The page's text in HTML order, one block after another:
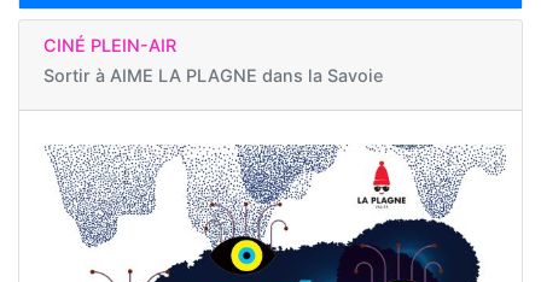
CINÉ PLEIN-AIR
Sortir à AIME LA PLAGNE dans la Savoie